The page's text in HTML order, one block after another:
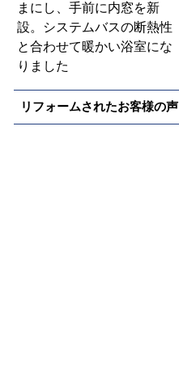
まにし、手前に内窓を新
設。システムバスの断熱性
と合わせて暖かい浴室にな
りました
リフォームされたお客様の声